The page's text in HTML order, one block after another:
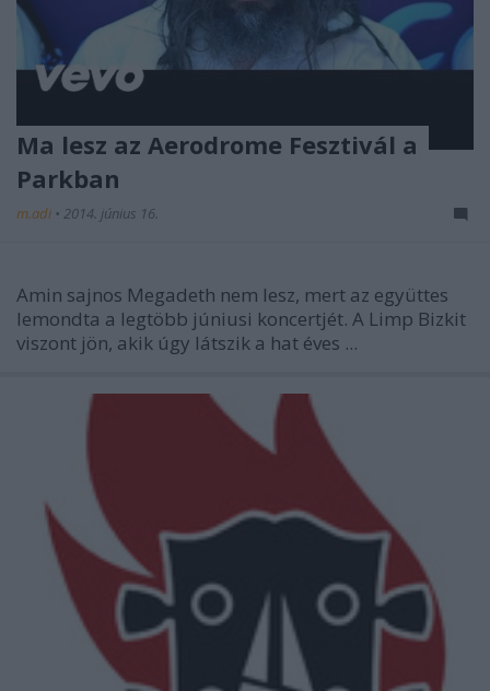
Ma lesz az Aerodrome Fesztivál a
Parkban
m.adi • 2014. június 16.
Amin sajnos Megadeth nem lesz, mert az együttes
lemondta a legtöbb júniusi koncertjét. A Limp Bizkit
viszont jön, akik úgy látszik a hat éves ...